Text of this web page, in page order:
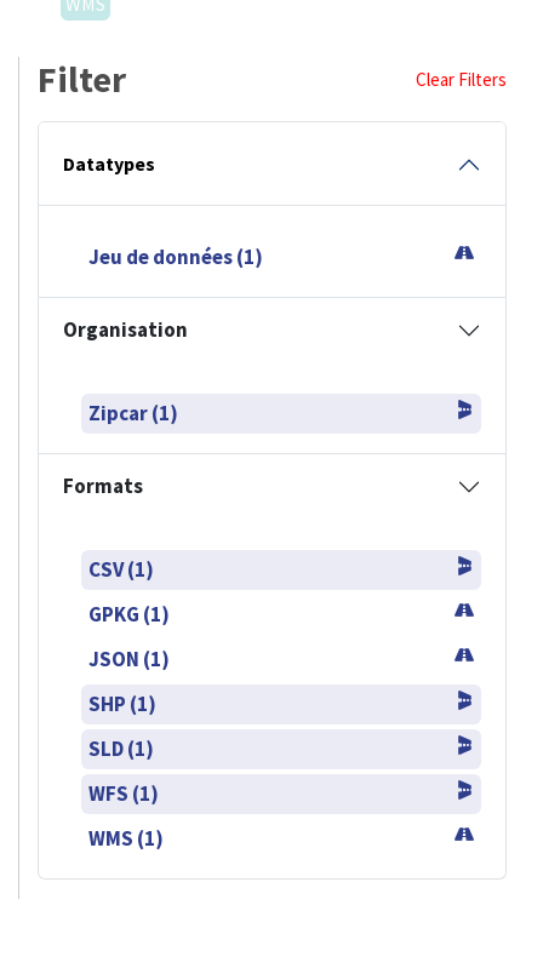
Filter Clear Filters
Datatypes
Jeu de données (1)
Organisation
Zipcar (1)
Formats
CSV (1)
GPKG (1)
JSON (1)
SHP (1)
SLD (1)
WFS (1)
WMS (1)